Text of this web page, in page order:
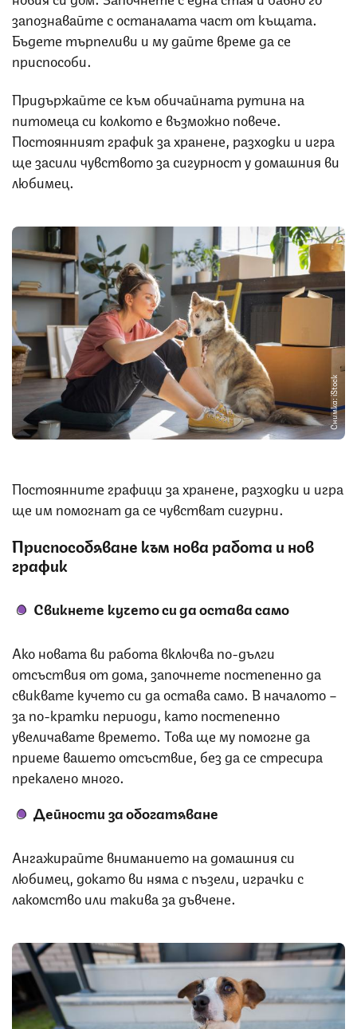
запознавайте с останалата част от къщата.
Бъдете търпеливи и му дайте време да се
приспособи.
Придържайте се към обичайната рутина на
питомеца си колкото е възможно повече.
Постоянният график за хранене, разходки и игра
ще засили чувството за сигурност у домашния ви
любимец.
Снимка: iStock
Постоянните графици за хранене, разходки и игра
ще им помогнат да се чувстват сигурни.
Приспособяване към нова работа и нов
график
Свикнете кучето си да остава само
Ако новата ви работа включва по-дълги
отсъствия от дома, започнете постепенно да
свиквате кучето си да остава само. В началото –
за по-кратки периоди, като постепенно
увеличавате времето. Това ще му помогне да
приеме вашето отсъствие, без да се стресира
прекалено много.
Дейности за обогатяване
Ангажирайте вниманието на домашния си
любимец, докато ви няма с пъзели, играчки с
лакомство или такива за дъвчене.